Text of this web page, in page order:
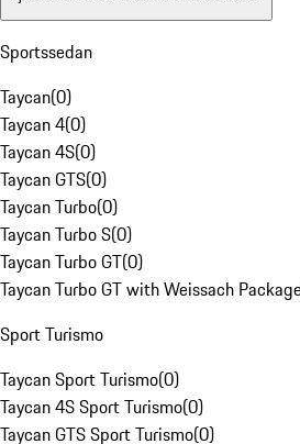
Sportssedan
Taycan(0)
Taycan 4(0)
Taycan 4S(0)
Taycan GTS(0)
Taycan Turbo(0)
Taycan Turbo S(0)
Taycan Turbo GT(0)
Taycan Turbo GT with Weissach
Sport Turismo
Taycan Sport Turismo(0)
Taycan 4S Sport Turismo(0)
Taycan GTS Sport Turismo(0)